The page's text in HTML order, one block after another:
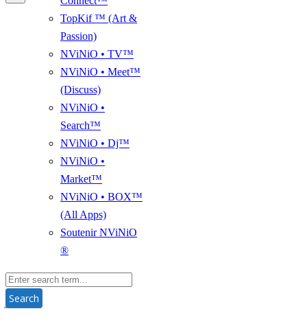
TopKif ™ (Art &
Passion)
NViNiO • TV™
NViNiO • Meet™
(Discuss)
NViNiO •
Search™
NViNiO • Dj™
NViNiO •
Market™
NViNiO • BOX™
(All Apps)
Soutenir NViNiO
®